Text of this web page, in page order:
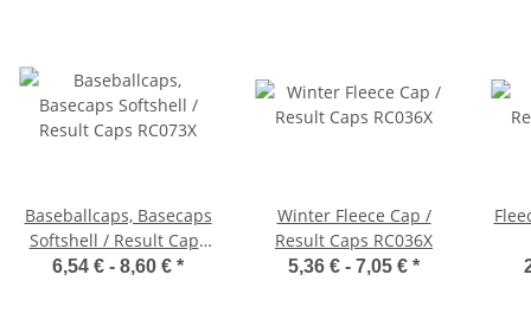
Baseballcaps, Basecaps
Softshell / Result Caps
RC073X
6,54 € - 8,60 € *
Winter Fleece Cap /
Result Caps RC036X
5,36 € - 7,05 € *